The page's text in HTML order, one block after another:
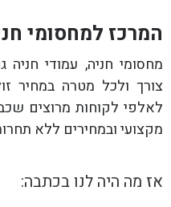
המרכז למחסומי
מחסומי חניה, עמודי
צורך ולכל מטרה במחיר
לאלפי לקוחות מרוצים
מקצועי ובמחירים ללא
אז מה היה לנו בכתבה: